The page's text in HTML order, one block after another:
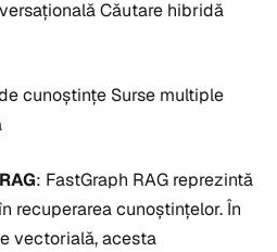
Căutare hibridă
cunoștințe Surse multiple
: FastGraph RAG reprezintă
recuperarea cunoștințelor. În
vectorială, acesta